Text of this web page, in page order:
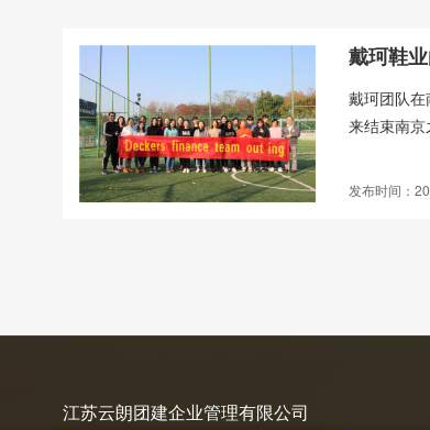
戴珂鞋
戴珂团队
来结束南
发布时间：
江苏云朗团建企业管理有限公司